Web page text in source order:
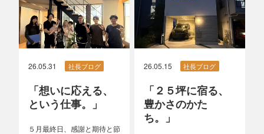
26.05.31 社長ブログ
「想いに応える、
という仕事。」
５月最終日、感謝と期待と節
26.05.15 社長ブログ
「２５坪に宿る、
豊かさのかた
ち。」